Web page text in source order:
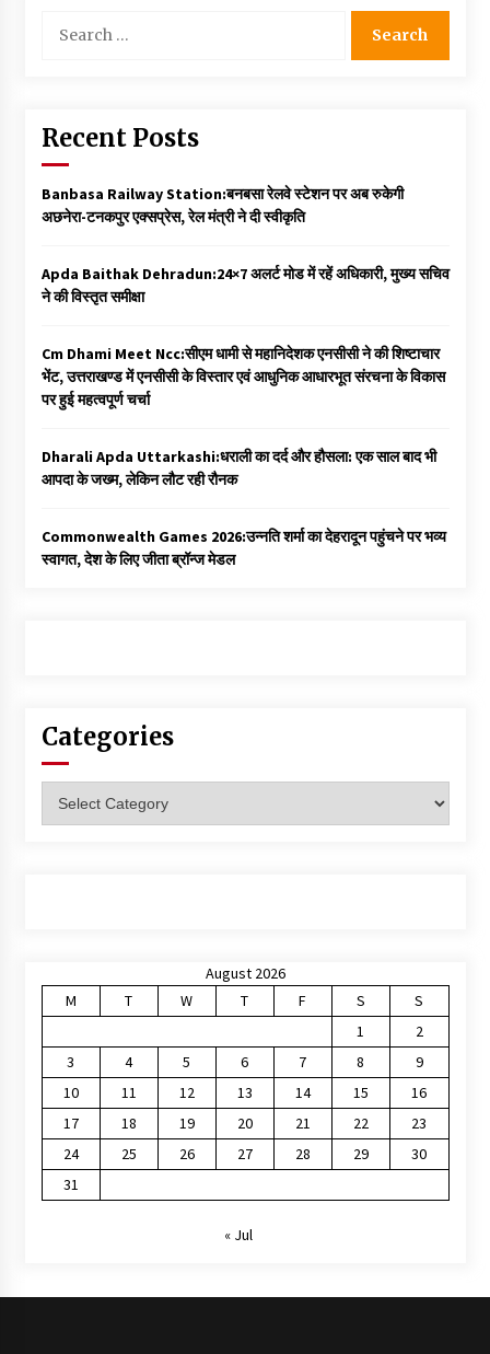
for:
Recent Posts
Banbasa Railway Station:बनबसा रेलवे स्टेशन पर अब रुकेगी
अछनेरा-टनकपुर एक्सप्रेस, रेल मंत्री ने दी स्वीकृति
Apda Baithak Dehradun:24×7 अलर्ट मोड में रहें अधिकारी, मुख्य सचिव
ने की विस्तृत समीक्षा
Cm Dhami Meet Ncc:सीएम धामी से महानिदेशक एनसीसी ने की शिष्टाचार
भेंट, उत्तराखण्ड में एनसीसी के विस्तार एवं आधुनिक आधारभूत संरचना के विकास
पर हुई महत्वपूर्ण चर्चा
Dharali Apda Uttarkashi:धराली का दर्द और हौसला: एक साल बाद भी
आपदा के जख्म, लेकिन लौट रही रौनक
Commonwealth Games 2026:उन्नति शर्मा का देहरादून पहुंचने पर भव्य
स्वागत, देश के लिए जीता ब्रॉन्ज मेडल
Categories
August 2026
M
T W T F S
S
1
2
3
4 5 6 7 8
9
10
11 12 13 14 15
16
17
18 19 20 21 22
23
24
25 26 27 28 29
30
31
« Jul